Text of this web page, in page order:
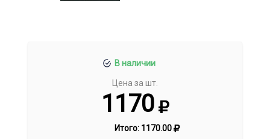
В наличии
Цена за шт.
1170
Итого: 1170.00